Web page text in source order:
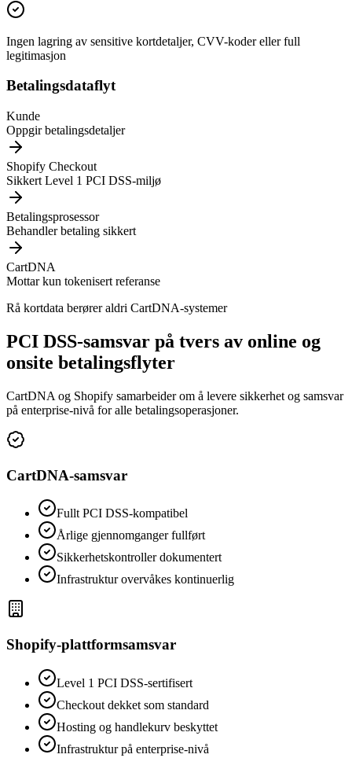
Ingen lagring av sensitive kortdetaljer, CVV-koder eller full
legitimasjon
Betalingsdataflyt
Kunde
Oppgir betalingsdetaljer
Shopify Checkout
Sikkert Level 1 PCI DSS-miljø
Betalingsprosessor
Behandler betaling sikkert
CartDNA
Mottar kun tokenisert referanse
Rå kortdata berører aldri CartDNA-systemer
PCI DSS-samsvar på tvers av online og
onsite betalingsflyter
CartDNA og Shopify samarbeider om å levere sikkerhet og samsvar
på enterprise-nivå for alle betalingsoperasjoner.
CartDNA-samsvar
Fullt PCI DSS-kompatibel
Årlige gjennomganger fullført
Sikkerhetskontroller dokumentert
Infrastruktur overvåkes kontinuerlig
Shopify-plattformsamsvar
Level 1 PCI DSS-sertifisert
Checkout dekket som standard
Hosting og handlekurv beskyttet
Infrastruktur på enterprise-nivå